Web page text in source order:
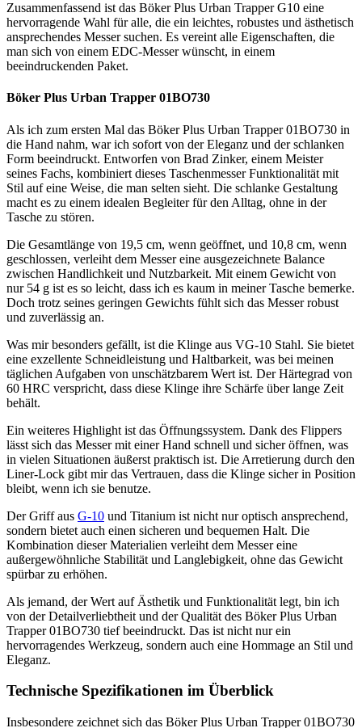
Zusammenfassend ist das Böker Plus Urban Trapper G10 eine
hervorragende Wahl für alle, die ein leichtes, robustes und ästhetisch
ansprechendes Messer suchen. Es vereint alle Eigenschaften, die
man sich von einem EDC-Messer wünscht, in einem
beeindruckenden Paket.
Böker Plus Urban Trapper 01BO730
Als ich zum ersten Mal das Böker Plus Urban Trapper 01BO730 in
die Hand nahm, war ich sofort von der Eleganz und der schlanken
Form beeindruckt. Entworfen von Brad Zinker, einem Meister
seines Fachs, kombiniert dieses Taschenmesser Funktionalität mit
Stil auf eine Weise, die man selten sieht. Die schlanke Gestaltung
macht es zu einem idealen Begleiter für den Alltag, ohne in der
Tasche zu stören.
Die Gesamtlänge von 19,5 cm, wenn geöffnet, und 10,8 cm, wenn
geschlossen, verleiht dem Messer eine ausgezeichnete Balance
zwischen Handlichkeit und Nutzbarkeit. Mit einem Gewicht von
nur 54 g ist es so leicht, dass ich es kaum in meiner Tasche bemerke.
Doch trotz seines geringen Gewichts fühlt sich das Messer robust
und zuverlässig an.
Was mir besonders gefällt, ist die Klinge aus VG-10 Stahl. Sie bietet
eine exzellente Schneidleistung und Haltbarkeit, was bei meinen
täglichen Aufgaben von unschätzbarem Wert ist. Der Härtegrad von
60 HRC verspricht, dass diese Klinge ihre Schärfe über lange Zeit
behält.
Ein weiteres Highlight ist das Öffnungssystem. Dank des Flippers
lässt sich das Messer mit einer Hand schnell und sicher öffnen, was
in vielen Situationen äußerst praktisch ist. Die Arretierung durch den
Liner-Lock gibt mir das Vertrauen, dass die Klinge sicher in Position
bleibt, wenn ich sie benutze.
Der Griff aus G-10 und Titanium ist nicht nur optisch ansprechend,
sondern bietet auch einen sicheren und bequemen Halt. Die
Kombination dieser Materialien verleiht dem Messer eine
außergewöhnliche Stabilität und Langlebigkeit, ohne das Gewicht
spürbar zu erhöhen.
Als jemand, der Wert auf Ästhetik und Funktionalität legt, bin ich
von der Detailverliebtheit und der Qualität des Böker Plus Urban
Trapper 01BO730 tief beeindruckt. Das ist nicht nur ein
hervorragendes Werkzeug, sondern auch eine Hommage an Stil und
Eleganz.
Technische Spezifikationen im Überblick
Insbesondere zeichnet sich das Böker Plus Urban Trapper 01BO730